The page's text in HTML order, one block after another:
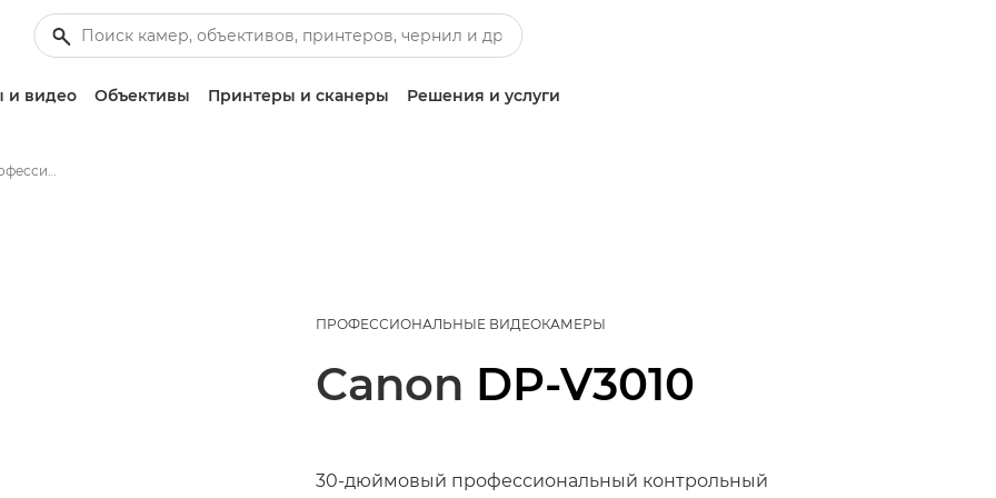
и видео Объективы Принтеры и сканеры Решения и услуги
Canon DP-V3010 - Профессиональные дисплеи
ПРОФЕССИОНАЛЬНЫЕ ВИДЕОКАМЕРЫ
Canon DP-V3010
30-дюймовый профессиональный контрольный